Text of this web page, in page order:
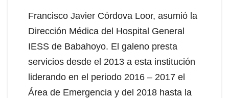
Francisco Javier Córdova Loor, asumió la
Dirección Médica del Hospital General
IESS de Babahoyo. El galeno presta
servicios desde el 2013 a esta institución
liderando en el periodo 2016 – 2017 el
Área de Emergencia y del 2018 hasta la